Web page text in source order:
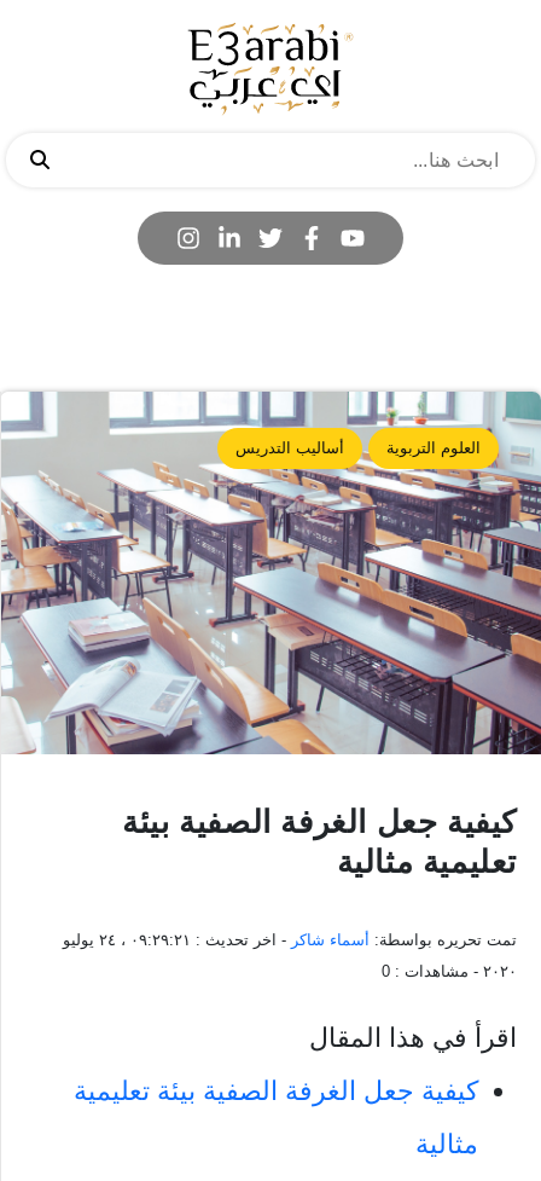
العلوم التربوية أساليب التدريس
كيفية جعل الغرفة الصفية بيئة
تعليمية مثالية
تمت تحريره بواسطة: أسماء شاكر - اخر تحديث :
٠٩:٢٩:٢١ ، ٢٤ يوليو
٢٠٢٠ - مشاهدات : 0
اقرأ في هذا المقال
كيفية جعل الغرفة الصفية بيئة تعليمية
مثالية